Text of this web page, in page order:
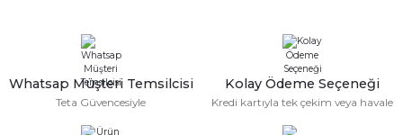
Whatsap Müşteri Temsilcisi
Teta Güvencesiyle
Kolay Ödeme Seçeneği
Kredi kartıyla tek çekim veya havale